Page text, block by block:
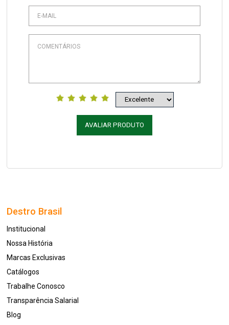
AVALIAR PRODUTO
Destro Brasil
Institucional
Nossa História
Marcas Exclusivas
Catálogos
Trabalhe Conosco
Transparência Salarial
Blog